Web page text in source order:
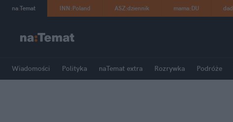
na:Temat INN:Poland ASZ:dziennik mama:DU dad
Wiadomości Polityka naTemat extra Rozrywka Podróże